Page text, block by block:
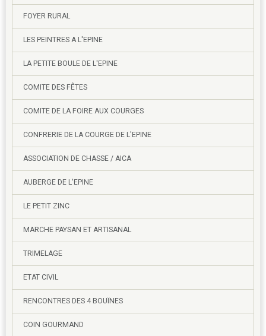
FOYER RURAL
LES PEINTRES A L'EPINE
LA PETITE BOULE DE L'EPINE
COMITE DES FÊTES
COMITE DE LA FOIRE AUX COURGES
CONFRERIE DE LA COURGE DE L'EPINE
ASSOCIATION DE CHASSE / AICA
AUBERGE DE L'EPINE
LE PETIT ZINC
MARCHE PAYSAN ET ARTISANAL
TRIMELAGE
ETAT CIVIL
RENCONTRES DES 4 BOUÏNES
COIN GOURMAND